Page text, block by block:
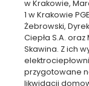
w Krakowie,
1 w Krakowie
Żebrowski,
Ciepła S.A.
Skawina. Z ich
przygotowane
likwidacji